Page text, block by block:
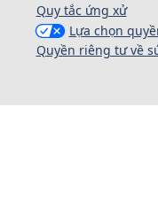
Quy tắc ứng xử
Lựa chọn
Quyền riêng tư về